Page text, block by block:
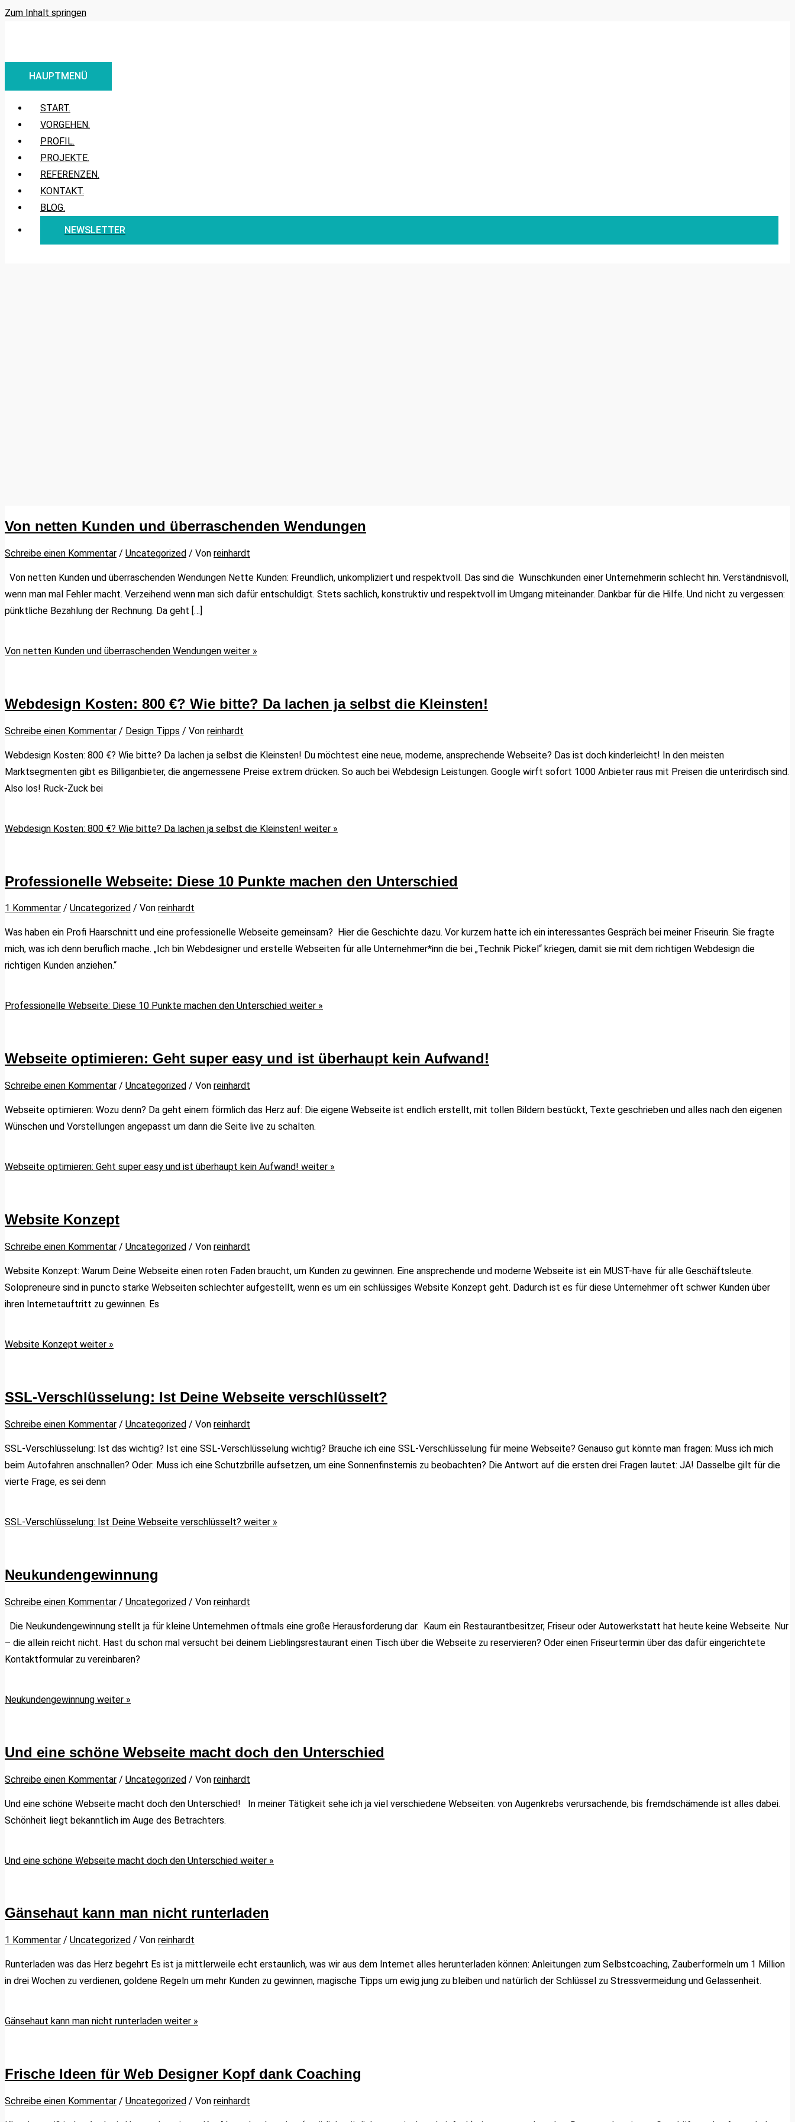
Zum Inhalt springen
HAUPTMENÜ
START.
VORGEHEN.
PROFIL.
PROJEKTE.
REFERENZEN.
KONTAKT.
BLOG.
NEWSLETTER
Von netten Kunden und überraschenden Wendungen
Schreibe einen Kommentar / Uncategorized / Von reinhardt
Von netten Kunden und überraschenden Wendungen Nette Kunden: Freundlich, unkompliziert und respektvoll. Das sind die Wunschkunden einer Unternehmerin schlecht hin. Verständnisvoll,
wenn man mal Fehler macht. Verzeihend wenn man sich dafür entschuldigt. Stets sachlich, konstruktiv und respektvoll im Umgang miteinander. Dankbar für die Hilfe. Und nicht zu vergessen:
pünktliche Bezahlung der Rechnung. Da geht […]
Von netten Kunden und überraschenden Wendungen weiter »
Webdesign Kosten: 800 €? Wie bitte? Da lachen ja selbst die Kleinsten!
Schreibe einen Kommentar / Design Tipps / Von reinhardt
Webdesign Kosten: 800 €? Wie bitte? Da lachen ja selbst die Kleinsten! Du möchtest eine neue, moderne, ansprechende Webseite? Das ist doch kinderleicht! In den meisten
Marktsegmenten gibt es Billiganbieter, die angemessene Preise extrem drücken. So auch bei Webdesign Leistungen. Google wirft sofort 1000 Anbieter raus mit Preisen die unterirdisch sind.
Also los! Ruck-Zuck bei
Webdesign Kosten: 800 €? Wie bitte? Da lachen ja selbst die Kleinsten! weiter »
Professionelle Webseite: Diese 10 Punkte machen den Unterschied
1 Kommentar / Uncategorized / Von reinhardt
Was haben ein Profi Haarschnitt und eine professionelle Webseite gemeinsam? Hier die Geschichte dazu. Vor kurzem hatte ich ein interessantes Gespräch bei meiner Friseurin. Sie fragte
mich, was ich denn beruflich mache. „Ich bin Webdesigner und erstelle Webseiten für alle Unternehmer*inn die bei „Technik Pickel“ kriegen, damit sie mit dem richtigen Webdesign die
richtigen Kunden anziehen.“
Professionelle Webseite: Diese 10 Punkte machen den Unterschied weiter »
Webseite optimieren: Geht super easy und ist überhaupt kein Aufwand!
Schreibe einen Kommentar / Uncategorized / Von reinhardt
Webseite optimieren: Wozu denn? Da geht einem förmlich das Herz auf: Die eigene Webseite ist endlich erstellt, mit tollen Bildern bestückt, Texte geschrieben und alles nach den eigenen
Wünschen und Vorstellungen angepasst um dann die Seite live zu schalten.
Webseite optimieren: Geht super easy und ist überhaupt kein Aufwand! weiter »
Website Konzept
Schreibe einen Kommentar / Uncategorized / Von reinhardt
Website Konzept: Warum Deine Webseite einen roten Faden braucht, um Kunden zu gewinnen. Eine ansprechende und moderne Webseite ist ein MUST-have für alle Geschäftsleute.
Solopreneure sind in puncto starke Webseiten schlechter aufgestellt, wenn es um ein schlüssiges Website Konzept geht. Dadurch ist es für diese Unternehmer oft schwer Kunden über
ihren Internetauftritt zu gewinnen. Es
Website Konzept weiter »
SSL-Verschlüsselung: Ist Deine Webseite verschlüsselt?
Schreibe einen Kommentar / Uncategorized / Von reinhardt
SSL-Verschlüsselung: Ist das wichtig? Ist eine SSL-Verschlüsselung wichtig? Brauche ich eine SSL-Verschlüsselung für meine Webseite? Genauso gut könnte man fragen: Muss ich mich
beim Autofahren anschnallen? Oder: Muss ich eine Schutzbrille aufsetzen, um eine Sonnenfinsternis zu beobachten? Die Antwort auf die ersten drei Fragen lautet: JA! Dasselbe gilt für die
vierte Frage, es sei denn
SSL-Verschlüsselung: Ist Deine Webseite verschlüsselt? weiter »
Neukundengewinnung
Schreibe einen Kommentar / Uncategorized / Von reinhardt
Die Neukundengewinnung stellt ja für kleine Unternehmen oftmals eine große Herausforderung dar. Kaum ein Restaurantbesitzer, Friseur oder Autowerkstatt hat heute keine Webseite. Nur
– die allein reicht nicht. Hast du schon mal versucht bei deinem Lieblingsrestaurant einen Tisch über die Webseite zu reservieren? Oder einen Friseurtermin über das dafür eingerichtete
Kontaktformular zu vereinbaren?
Neukundengewinnung weiter »
Und eine schöne Webseite macht doch den Unterschied
Schreibe einen Kommentar / Uncategorized / Von reinhardt
Und eine schöne Webseite macht doch den Unterschied! In meiner Tätigkeit sehe ich ja viel verschiedene Webseiten: von Augenkrebs verursachende, bis fremdschämende ist alles dabei.
Schönheit liegt bekanntlich im Auge des Betrachters.
Und eine schöne Webseite macht doch den Unterschied weiter »
Gänsehaut kann man nicht runterladen
1 Kommentar / Uncategorized / Von reinhardt
Runterladen was das Herz begehrt Es ist ja mittlerweile echt erstaunlich, was wir aus dem Internet alles herunterladen können: Anleitungen zum Selbstcoaching, Zauberformeln um 1 Million
in drei Wochen zu verdienen, goldene Regeln um mehr Kunden zu gewinnen, magische Tipps um ewig jung zu bleiben und natürlich der Schlüssel zu Stressvermeidung und Gelassenheit.
Gänsehaut kann man nicht runterladen weiter »
Frische Ideen für Web Designer Kopf dank Coaching
Schreibe einen Kommentar / Uncategorized / Von reinhardt